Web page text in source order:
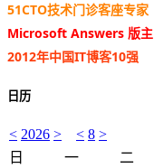
51CTO技术门诊客座专家
Microsoft Answers 版主
2012年中国IT博客10强
日历
< 2026 > < 8 >
日
一 二